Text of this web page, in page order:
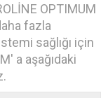
OPTIMUM
fazla
sağlığı için
a aşağıdaki